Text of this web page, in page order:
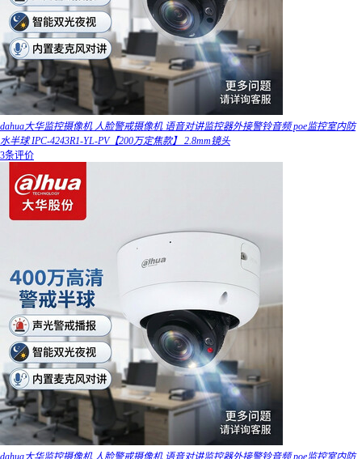
dahua大华监控摄像机 人脸警戒摄像机 语音对讲监控器外接警铃音频 poe监控室内防
水半球 IPC-4243R1-YL-PV【200万定焦款】 2.8mm镜头
3条评价
dahua大华监控摄像机 人脸警戒摄像机 语音对讲监控器外接警铃音频 poe监控室内防